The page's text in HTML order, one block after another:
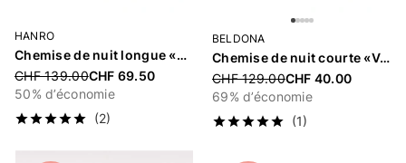
HANRO
Chemise de nuit longue «Cotton Silk»
Price reduced from
CHF 139.00CHF 69.50
50% d’économie
(2)
BELDONA
Chemise de nuit courte «Vahide»
Price reduced from
CHF 129.00CHF 40.00
69% d’économie
(1)